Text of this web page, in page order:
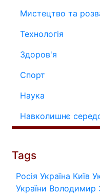
Мистецтво та
Технологія
Здоров'я
Спорт
Наука
Навколишнє
Tags
Росія Україна Київ
України Володимир